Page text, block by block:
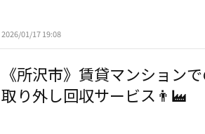
2026/01/17 19:08
《所沢市》賃貸マンション
取り外し回収サービス👨‍🏭